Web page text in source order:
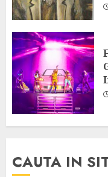
CAUTA IN